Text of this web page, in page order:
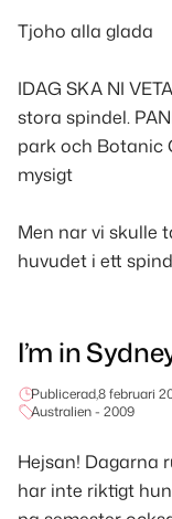
Tjoho alla glada
IDAG SKA NI
stora spindel.
park och Botanic
mysigt
Men nar vi skulle
huvudet i ett
I’m in
Publicerad,8 februari
Australien - 2009
Hejsan! Dagarna
har inte riktigt